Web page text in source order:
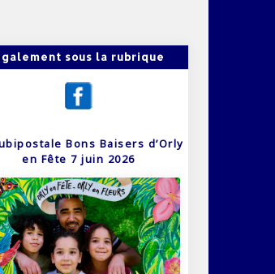
sous la rubrique
Bons Baisers d’Orly
en Fête 7 juin 2026